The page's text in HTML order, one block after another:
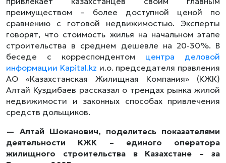
преимуществом – более доступной ценой по
сравнению с готовой недвижимостью. Эксперты
говорят, что стоимость жилья на начальном этапе
строительства в среднем дешевле на 20-30%. В
беседе с корреспондентом центра деловой
информации Kapital.kz и.о. председателя правления
АО «Казахстанская Жилищная Компания» (КЖК)
Алтай Куздибаев рассказал о трендах рынка жилой
недвижимости и законных способах привлечения
средств дольщиков.
— Алтай Шоканович, поделитесь показателями
деятельности КЖК – единого оператора
жилищного строительства в Казахстане – за